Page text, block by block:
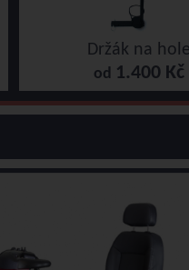
Držák na hole
od 1.400 Kč